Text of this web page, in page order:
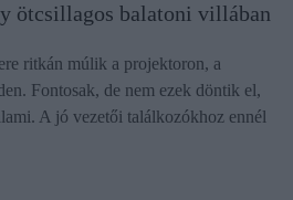
ötcsillagos balatoni villában
ritkán múlik a projektoron, a
Fontosak, de nem ezek döntik el,
A jó vezetői találkozókhoz ennél